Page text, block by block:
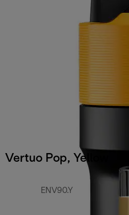
Vertuo Pop, Yellow
ENV90.Y